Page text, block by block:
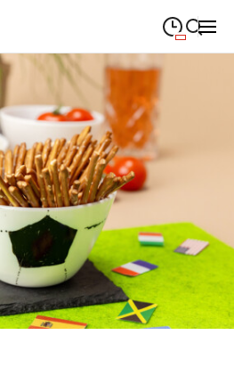
Suche schließen
09:00
09:00
09:00
09:00 —19:00
09:00